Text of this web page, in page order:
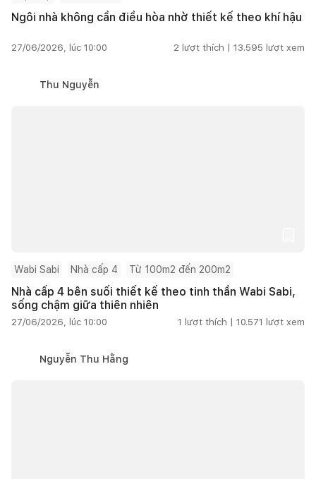
Ngôi nhà không cần điều hòa nhờ thiết kế theo khí hậu
27/06/2026, lúc 10:00 2 lượt thích | 13.595 lượt xem
Thu Nguyễn
Wabi Sabi Nhà cấp 4 Từ 100m2 đến 200m2
Nhà cấp 4 bên suối thiết kế theo tinh thần Wabi Sabi,
sống chậm giữa thiên nhiên
27/06/2026, lúc 10:00 1 lượt thích | 10.571 lượt xem
Nguyễn Thu Hằng